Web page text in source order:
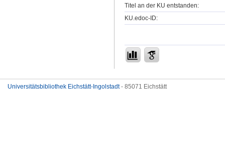
Titel an der KU entstanden:
KU.edoc-ID:
Universitätsbibliothek Eichstätt-Ingolstadt- 85071 Eichstätt